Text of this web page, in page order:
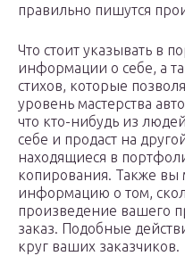
правильно пишутся
Что стоит указывать в
информации о себе, а
стихов, которые
уровень мастерства
что кто-нибудь из
себе и продаст на
находящиеся в
копирования. Также вы
информацию о том,
произведение вашего
заказ. Подобные
круг ваших заказчиков.